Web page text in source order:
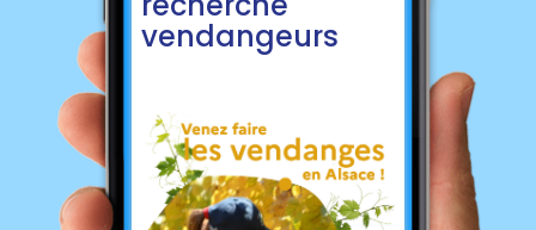
vendangeurs